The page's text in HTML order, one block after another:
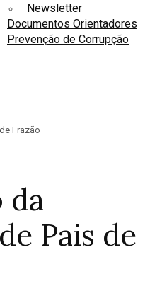
Newsletter
Documentos Orientadores
Prevenção de Corrupção
da
Pais de